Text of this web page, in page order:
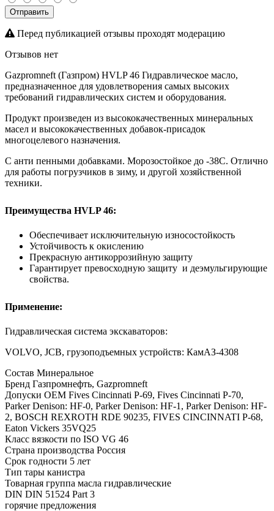
Отправить
Перед публикацией отзывы проходят модерацию
Отзывов нет
Gazpromneft (Газпром) HVLP 46 Гидравлическое масло,
предназначенное для удовлетворения самых высоких
требований гидравлических систем и оборудования.
Продукт произведен из высококачественных минеральных
масел и высококачественных добавок-присадок
многоцелевого назначения.
С анти пенными добавками. Морозостойкое до -38C. Отлично
для работы погрузчиков в зиму, и другой хозяйственной
техники.
Преимущества HVLP 46:
Обеспечивает исключительную износостойкость
Устойчивость к окислению
Прекрасную антикоррозийную защиту
Гарантирует превосходную защиту и деэмульгирующие
свойства.
Применение:
Гидравлическая система экскаваторов:
VOLVO, JCB, грузоподъемных устройств: КамАЗ-4308
Состав Минеральное
Бренд Газпромнефть, Gazpromneft
Допуски OEM Fives Cincinnati P-69, Fives Cincinnati P-70,
Parker Denison: HF-0, Parker Denison: HF-1, Parker Denison: HF-
2, BOSCH REXROTH RDE 90235, FIVES CINCINNATI P-68,
Eaton Vickers 35VQ25
Класс вязкости по ISO VG 46
Страна производства Россия
Срок годности 5 лет
Тип тары канистра
Товарная группа масла гидравлические
DIN DIN 51524 Part 3
горячие предложения